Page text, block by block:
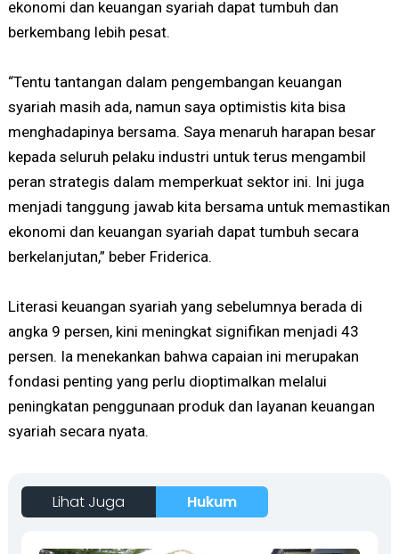
ekonomi dan keuangan syariah dapat tumbuh dan
berkembang lebih pesat.
“Tentu tantangan dalam pengembangan keuangan
syariah masih ada, namun saya optimistis kita bisa
menghadapinya bersama. Saya menaruh harapan besar
kepada seluruh pelaku industri untuk terus mengambil
peran strategis dalam memperkuat sektor ini. Ini juga
menjadi tanggung jawab kita bersama untuk memastikan
ekonomi dan keuangan syariah dapat tumbuh secara
berkelanjutan,” beber Friderica.
Literasi keuangan syariah yang sebelumnya berada di
angka 9 persen, kini meningkat signifikan menjadi 43
persen. Ia menekankan bahwa capaian ini merupakan
fondasi penting yang perlu dioptimalkan melalui
peningkatan penggunaan produk dan layanan keuangan
syariah secara nyata.
Lihat Juga Hukum